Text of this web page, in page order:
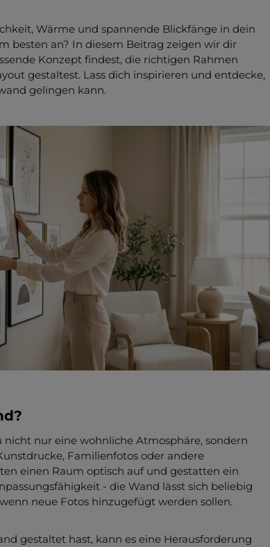
Wärme und spannende Blickfänge in dein
besten an? In diesem Beitrag zeigen wir dir
Konzept findest, die richtigen Rahmen
gestaltest. Lass dich inspirieren und entdecke,
gelingen kann.
nur eine wohnliche Atmosphäre, sondern
Familienfotos oder andere
einen Raum optisch auf und gestatten ein
- die Wand lässt sich beliebig
neue Fotos hinzugefügt werden sollen.
gestaltet hast, kann es eine Herausforderung